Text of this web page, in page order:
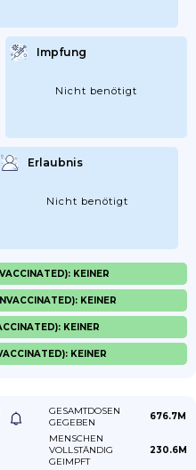
Impfung
Nicht benötigt
Erlaubnis
Nicht benötigt
KEINER
KEINER
KEINER
KEINER
GESAMTDOSEN
GEGEBEN
676.7M
MENSCHEN
VOLLSTÄNDIG
GEIMPFT
230.6M